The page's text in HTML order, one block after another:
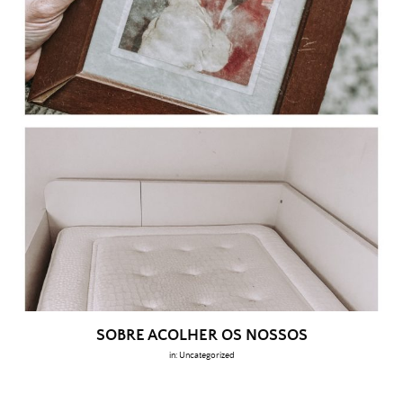
SOBRE ACOLHER OS NOSSOS
in: Uncategorized